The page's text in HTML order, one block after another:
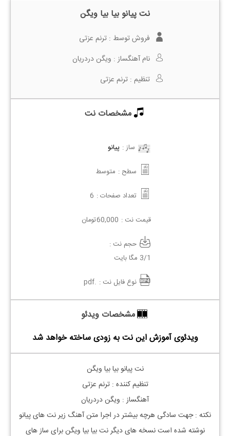
نت پیانو بیا بیا ویگن
فروش توسط : ترنم عزتی
نام آهنگساز : ویگن دردریان
تنظیم : ترنم عزتی
مشخصات نت
ساز : پیانو
سطح : متوسط
تعداد صفحات : 6
قیمت نت : 60,000تومان
حجم نت :
3/1 مگا بایت
نوع فایل نت : .pdf
مشخصات ویدئو
ویدئوی آموزش این نت به زودی ساخته خواهد شد
نت پیانو بیا بیا ویگن
تنظیم کننده : ترنم عزتی
آهنگساز : ویگن دردریان
نکته : جهت سادگی هرچه بیشتر در اجرا متن آهنگ زیر نت های پیانو
نوشته شده است نسخه های دیگر نتبیا بیا ویگنبرای ساز های